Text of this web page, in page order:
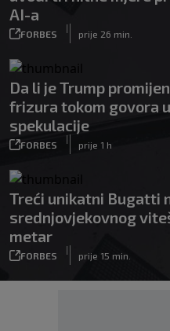
AI-a
FORBES
|
prije 26 min.
Da li je Trump
frizura tokom govora
spekulacije
FORBES
|
prije 1 h
Treći unikatni Bugatti
srednjovjekovnog
metar
FORBES
|
prije 15 min.